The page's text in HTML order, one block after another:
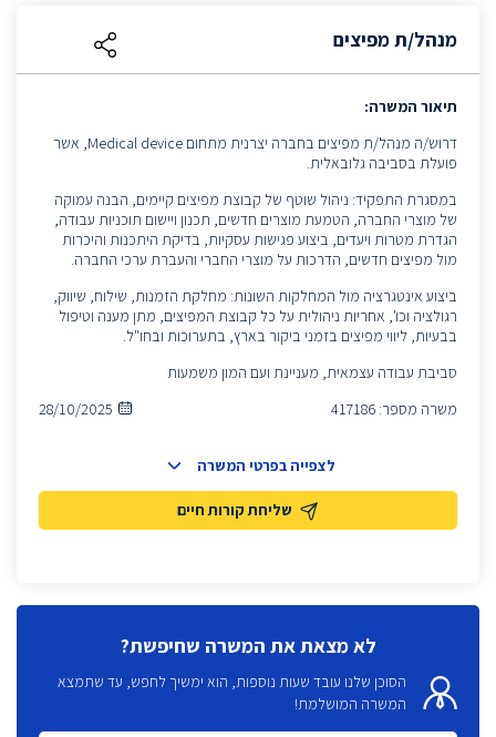
מנהל/ת מפיצים
תיאור המשרה:
דרוש/ה מנהל/ת מפיצים בחברה יצרנית מתחום Medical device, אשר
פועלת בסביבה גלובאלית.
במסגרת התפקיד: ניהול שוטף של קבוצת מפיצים קיימים, הבנה עמוקה
של מוצרי החברה, הטמעת מוצרים חדשים, תכנון ויישום תוכניות עבודה,
הגדרת מטרות ויעדים, ביצוע פגישות עסקיות, בדיקת היתכנות והיכרות
מול מפיצים חדשים, הדרכות על מוצרי החברי והעברת ערכי החברה.
ביצוע אינטגרציה מול המחלקות השונות: מחלקת הזמנות, שילוח, שיווק,
רגולציה וכו', אחריות ניהולית על כל קבוצת המפיצים, מתן מענה וטיפול
בבעיות, ליווי מפיצים בזמני ביקור בארץ, בתערוכות ובחו"ל.
סביבת עבודה עצמאית, מעניינת ועם המון משמעות
משרה מספר: 417186
28/10/2025
שליחת קורות חיים
לצפייה בפרטי המשרה
לא מצאת את המשרה שחיפשת?
הסוכן שלנו עובד שעות נוספות, הוא ימשיך לחפש, עד שתמצא
המשרה המושלמת!